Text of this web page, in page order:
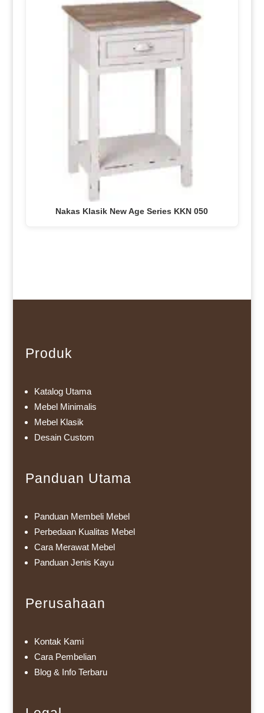
Nakas Klasik New Age Series KKN 050
Produk
Katalog Utama
Mebel Minimalis
Mebel Klasik
Desain Custom
Panduan Utama
Panduan Membeli Mebel
Perbedaan Kualitas Mebel
Cara Merawat Mebel
Panduan Jenis Kayu
Perusahaan
Kontak Kami
Cara Pembelian
Blog & Info Terbaru